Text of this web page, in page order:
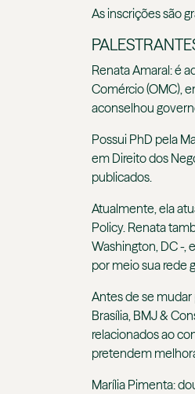
As inscrições são
Renata Amaral:é
Comércio (OMC),
aconselhou
Possui PhD pela
em Direito dos
publicados.
Atualmente, ela
Policy. Renata
Washington, DC -,
por meio sua rede
Antes de se
Brasília, BMJ &
relacionados ao
pretendem
Marília Pimenta: